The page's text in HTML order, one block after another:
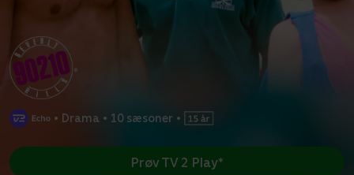
• Drama • 10 sæsoner •
Prøv TV 2 Play*